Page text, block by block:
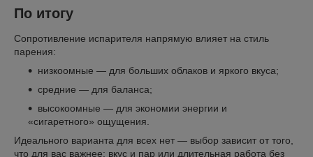
По итогу
Сопротивление испарителя напрямую влияет на стиль
парения:
низкоомные — для больших облаков и яркого вкуса;
средние — для баланса;
высокоомные — для экономии энергии и
«сигаретного» ощущения.
Идеального варианта для всех нет — выбор зависит от того,
что для вас важнее: вкус и пар или длительная работа без